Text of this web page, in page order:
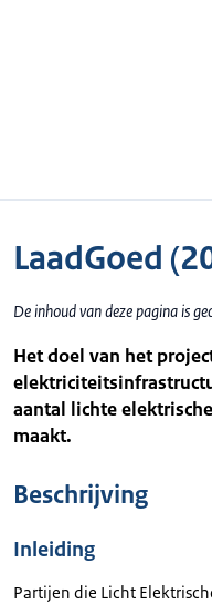
LaadGoed
De inhoud van deze pagina is
Het doel van het
aantal lichte
maakt.
Beschrijving
Inleiding
Partijen die Licht